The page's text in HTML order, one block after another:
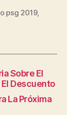
psg 2019,
Sobre El
El Descuento
La Próxima